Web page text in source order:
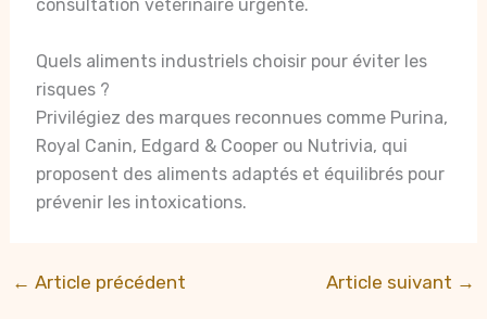
consultation vétérinaire urgente.
Quels aliments industriels choisir pour éviter les
risques ?
Privilégiez des marques reconnues comme Purina,
Royal Canin, Edgard & Cooper ou Nutrivia, qui
proposent des aliments adaptés et équilibrés pour
prévenir les intoxications.
← Article précédent Article suivant →